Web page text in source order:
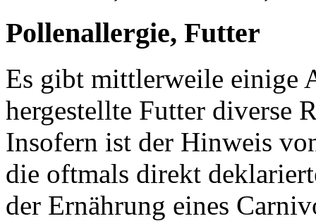
Pollenallergie, Futter
Es gibt mittlerweile einige
hergestellte Futter diverse
Insofern ist der Hinweis
die oftmals direkt
der Ernährung eines